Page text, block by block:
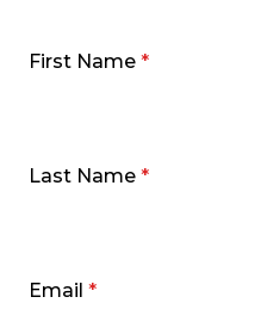
First Name *
Last Name *
Email *